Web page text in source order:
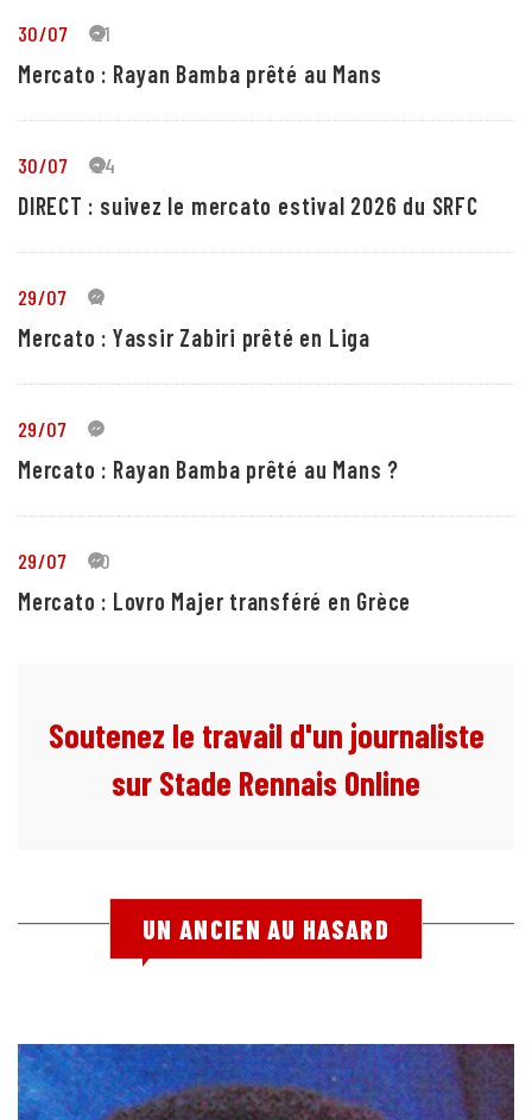
30/07 21
Mercato : Rayan Bamba prêté au Mans
30/07 24
DIRECT : suivez le mercato estival 2026 du SRFC
29/07 4
Mercato : Yassir Zabiri prêté en Liga
29/07 1
Mercato : Rayan Bamba prêté au Mans ?
29/07 10
Mercato : Lovro Majer transféré en Grèce
Soutenez le travail d'un journaliste
sur Stade Rennais Online
UN ANCIEN AU HASARD